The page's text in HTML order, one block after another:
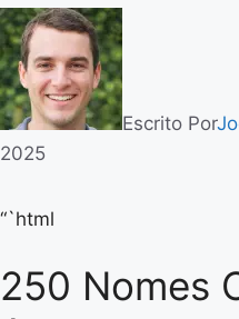
Escrito Por
2025
“`html
250 Nomes